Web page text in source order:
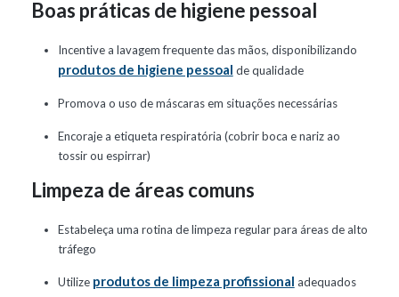
Boas práticas de higiene pessoal
Incentive a lavagem frequente das mãos, disponibilizando
produtos de higiene pessoal de qualidade
Promova o uso de máscaras em situações necessárias
Encoraje a etiqueta respiratória (cobrir boca e nariz ao
tossir ou espirrar)
Limpeza de áreas comuns
Estabeleça uma rotina de limpeza regular para áreas de alto
tráfego
Utilize produtos de limpeza profissional adequados